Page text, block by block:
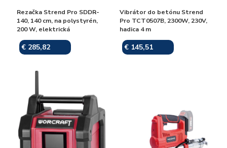
Rezačka Strend Pro SDDR-
140, 140 cm, na polystyrén,
200 W, elektrická
€ 285,82
Vibrátor do betónu Strend
Pro TCT0507B, 2300W, 230V,
hadica 4 m
€ 145,51